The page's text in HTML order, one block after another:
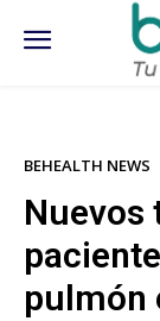
BEHEALTH NEWS
Nuevos
pulmón